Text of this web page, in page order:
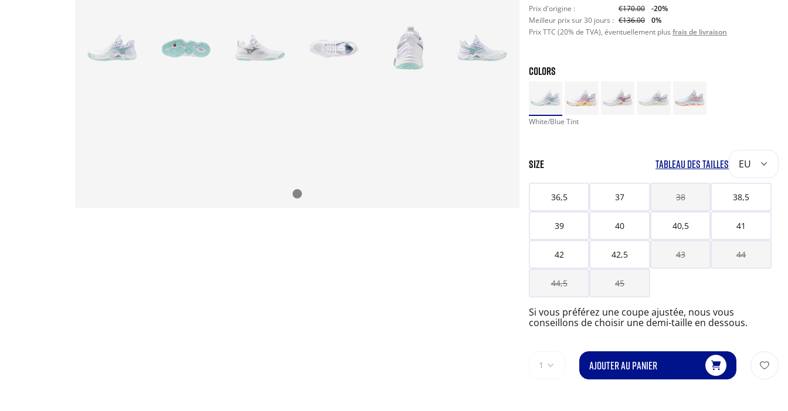
Prix d'origine : €170.00
-20%
Meilleur prix sur 30 jours : €136.00
0%
Prix TTC (20% de TVA), éventuellement plus frais de livraison
COLORS
White/Blue Tint
SIZE TABLEAU DES TAILLES EU
36,5 37 38 38,5
39 40 40,5 41
42 42,5 43 44
44,5 45
Si vous préférez une coupe ajustée, nous vous
conseillons de choisir une demi-taille en dessous.
1 AJOUTER AU PANIER